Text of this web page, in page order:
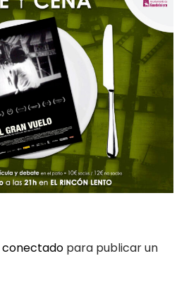
conectado para publicar un